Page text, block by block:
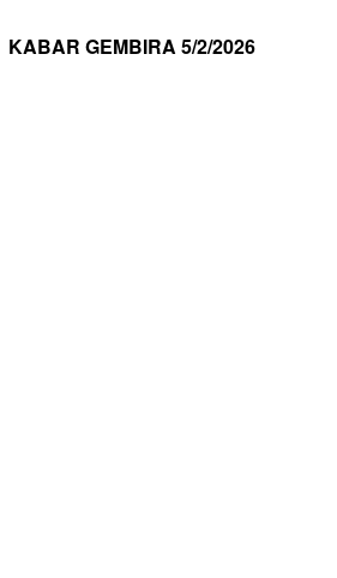
KABAR GEMBIRA 5/2/2026